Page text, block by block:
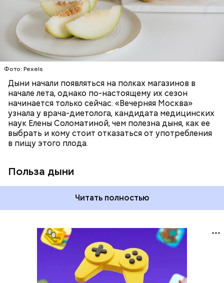
Фото: Pexels
Дыни начали появляться на полках магазинов в
начале лета, однако по-настоящему их сезон
начинается только сейчас. «Вечерняя Москва»
узнала у врача-диетолога, кандидата медицинских
наук Елены Соломатиной, чем полезна дыня, как ее
выбрать и кому стоит отказаться от употребления
в пищу этого плода.
Польза дыни
минералами. Так, в дыне содержатся:
слизистые оболочки органов. А еще именно
бета-каротин обеспечивает дыне желтый
лютеин и зеаксантин — эти каротиноиды
отлично поддерживают наше зрение;
калий — оказывает мочегонное действие,
поддерживает сердечно-сосудистую
систему и предотвращает скачки давления;
магний — помогает калию и не дает сосудам
спазмироваться.
Читать полностью
ЗДОРОВЬЕ
ПРАВИЛЬНОЕ ПИТАНИЕ
ОВОЩИ
ЛЕТО ФРУКТЫ